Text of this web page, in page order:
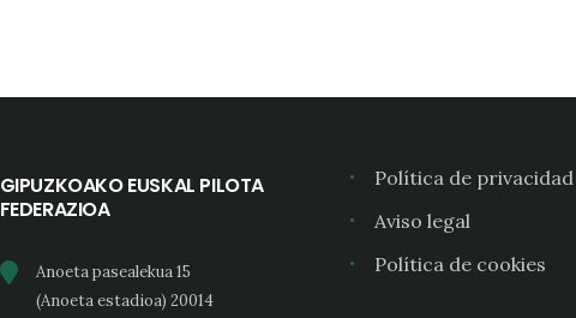
GIPUZKOAKO EUSKAL PILOTA
FEDERAZIOA
Anoeta pasealekua 15
(Anoeta estadioa) 20014
Política de privacidad
Aviso legal
Política de cookies